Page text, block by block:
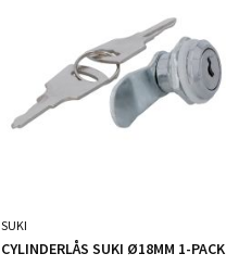
SUKI
CYLINDERLÅS SUKI Ø18MM 1-PACK